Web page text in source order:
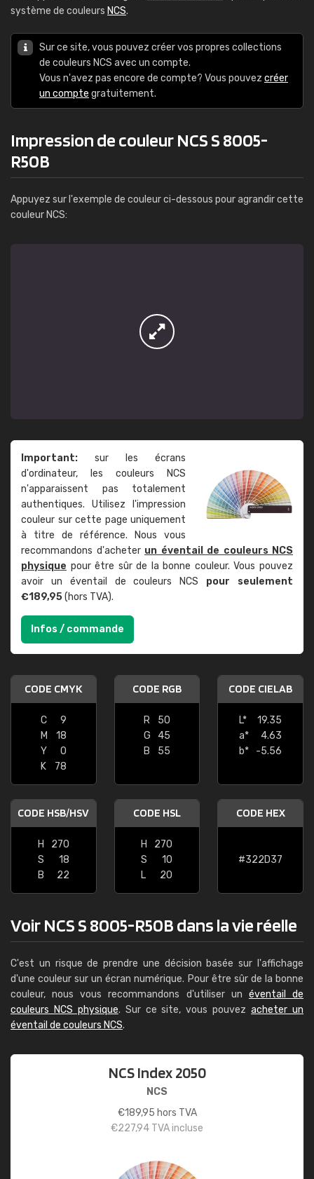
système de couleurs NCS.
Sur ce site, vous pouvez créer vos propres collections
de couleurs NCS avec un compte.
Vous n'avez pas encore de compte? Vous pouvez créer
un compte gratuitement.
Impression de couleur NCS S 8005-
R50B
Appuyez sur l'exemple de couleur ci-dessous pour agrandir cette
couleur NCS:
Important: sur les écrans
d'ordinateur, les couleurs NCS
n'apparaissent pas totalement
authentiques. Utilisez l'impression
couleur sur cette page uniquement
à titre de référence. Nous vous
recommandons d'acheter un éventail de couleurs NCS
physique pour être sûr de la bonne couleur. Vous pouvez
avoir un éventail de couleurs NCS pour seulement
€189,95(hors TVA).
Infos / commande
CODE CMYK
C
9
M
18
Y
0
K
78
CODE RGB
R
50
G
45
B
55
CODE CIELAB
L*
19.35
a*
4.63
b*
-5.56
CODE HSB/HSV
H
270
S
18
B
22
CODE HSL
H
270
S
10
L
20
CODE HEX
#322D37
Voir NCS S 8005-R50B dans la vie réelle
C'est un risque de prendre une décision basée sur l'affichage
d'une couleur sur un écran numérique. Pour être sûr de la bonne
couleur, nous vous recommandons d'utiliser un éventail de
couleurs NCS physique. Sur ce site, vous pouvezacheter un
éventail de couleurs NCS.
NCS Index 2050
NCS
€189,95 hors TVA
€227,94 TVA incluse